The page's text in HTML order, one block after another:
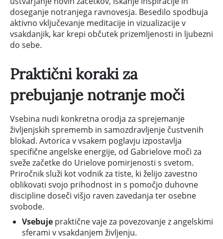
doseganje notranjega ravnovesja. Besedilo spodbuja
aktivno vključevanje meditacije in vizualizacije v
vsakdanjik, kar krepi občutek prizemljenosti in ljubezni
do sebe.
Praktični koraki za
prebujanje notranje moči
Vsebina nudi konkretna orodja za sprejemanje
življenjskih sprememb in samozdravljenje čustvenih
blokad. Avtorica v vsakem poglavju izpostavlja
specifične angelske energije, od Gabrielove moči za
sveže začetke do Urielove pomirjenosti s svetom.
Priročnik služi kot vodnik za tiste, ki želijo zavestno
oblikovati svojo prihodnost in s pomočjo duhovne
discipline doseči višjo raven zavedanja ter osebne
svobode.
Vsebuje praktične vaje za povezovanje z angelskimi
sferami v vsakdanjem življenju.